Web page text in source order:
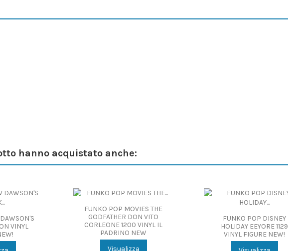
hanno acquistato anche:
VINYL
FUNKO POP MOVIES THE
GODFATHER DON VITO
CORLEONE 1200 VINYL IL
PADRINO NEW
Visualizza
FUNKO POP DISNEY
HOLIDAY EEYORE 1129
VINYL FIGURE NEW!